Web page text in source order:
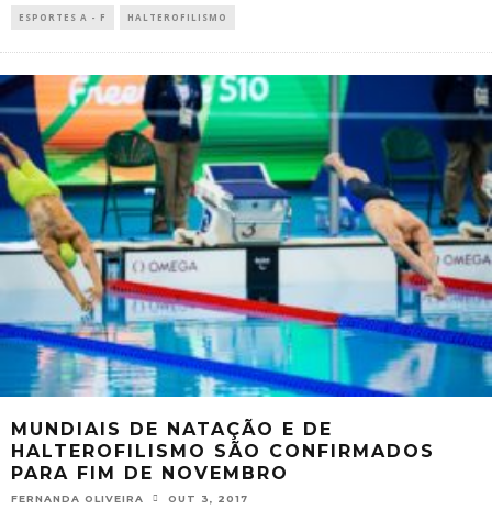
ESPORTES A - F HALTEROFILISMO
MUNDIAIS DE NATAÇÃO E DE
HALTEROFILISMO SÃO CONFIRMADOS
PARA FIM DE NOVEMBRO
FERNANDA OLIVEIRA OUT 3, 2017